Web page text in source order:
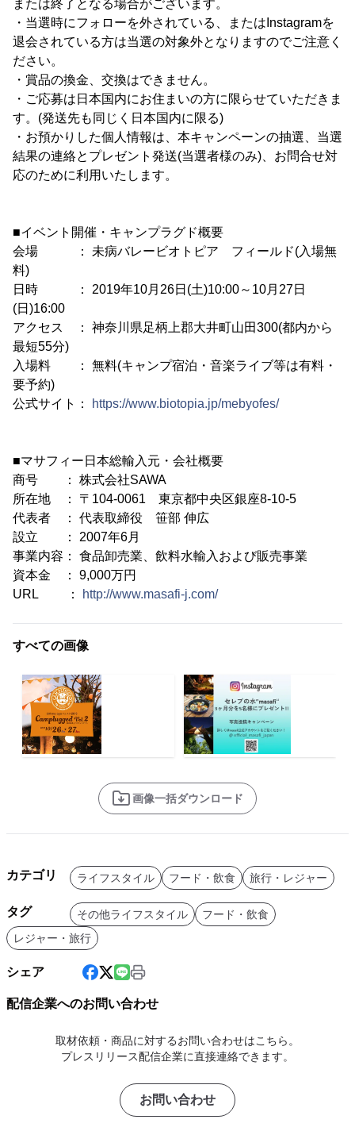
または終了となる場合がございます。
・当選時にフォローを外されている、またはInstagramを
退会されている方は当選の対象外となりますのでご注意く
ださい。
・賞品の換金、交換はできません。
・ご応募は日本国内にお住まいの方に限らせていただきま
す。(発送先も同じく日本国内に限る)
・お預かりした個人情報は、本キャンペーンの抽選、当選
結果の連絡とプレゼント発送(当選者様のみ)、お問合せ対
応のために利用いたします。
■イベント開催・キャンプラグド概要
会場 ： 未病バレービオトピア フィールド(入場無
料)
日時 ： 2019年10月26日(土)10:00～10月27日
(日)16:00
アクセス ： 神奈川県足柄上郡大井町山田300(都内から
最短55分)
入場料 ： 無料(キャンプ宿泊・音楽ライブ等は有料・
要予約)
公式サイト：
https://www.biotopia.jp/mebyofes/
■マサフィー日本総輸入元・会社概要
商号 ： 株式会社SAWA
所在地 ： 〒104-0061 東京都中央区銀座8-10-5
代表者 ： 代表取締役 笹部 伸広
設立 ： 2007年6月
事業内容： 食品卸売業、飲料水輸入および販売事業
資本金 ： 9,000万円
URL ：
http://www.masafi-j.com/
すべての画像
画像一括ダウンロード
カテゴリ ライフスタイル フード・飲食 旅行・レジャー
タグ その他ライフスタイル
フード・飲食
レジャー・旅行
シェア
配信企業へのお問い合わせ
取材依頼・商品に対するお問い合わせはこちら。
プレスリリース配信企業に直接連絡できます。
お問い合わせ